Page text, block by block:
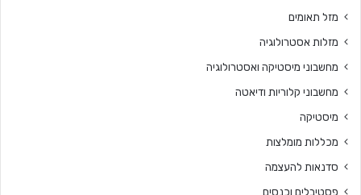
מזל תאומים
מזלות אסטרולוגיה
מחשבוני מיסטיקה ואסטרולוגיה
מחשבוני קלוריות ודיאטה
מיסטיקה
מכללות מומלצות
סדנאות להעצמה
פסטיבלים וכנסים